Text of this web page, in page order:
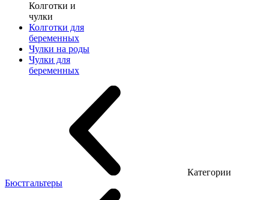
Колготки и
чулки
Колготки для
беременных
Чулки на роды
Чулки для
беременных
Категории
Бюстгальтеры